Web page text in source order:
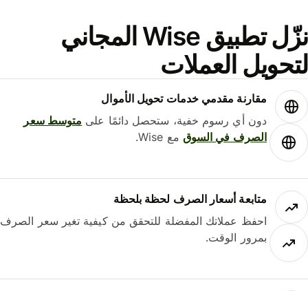
نزّل تطبيق Wise المجاني
العملات
مقارنة مقدمي خدمات تحويل الأموال
دون أي رسوم خفية، ستحصل دائمًا علىمتوسط ​​سعر
الصرف في السوقمع Wise.
متابعة أسعار الصرف لحظة بلحظة
احفظ عملاتك المفضلة للتحقق من كيفية تغير سعر الصرف
بمرور الوقت.